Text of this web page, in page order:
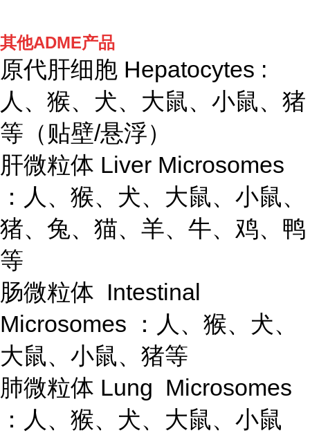
其他ADME产品
原代肝细胞 Hepatocytes :
人、猴、犬、大鼠、小鼠、猪
等（贴壁/悬浮）
肝微粒体 Liver Microsomes
：人、猴、犬、大鼠、小鼠、
猪、兔、猫、羊、牛、鸡、鸭
等
肠微粒体 Intestinal
Microsomes ：人、猴、犬、
大鼠、小鼠、猪等
肺微粒体 Lung Microsomes
：人、猴、犬、大鼠、小鼠